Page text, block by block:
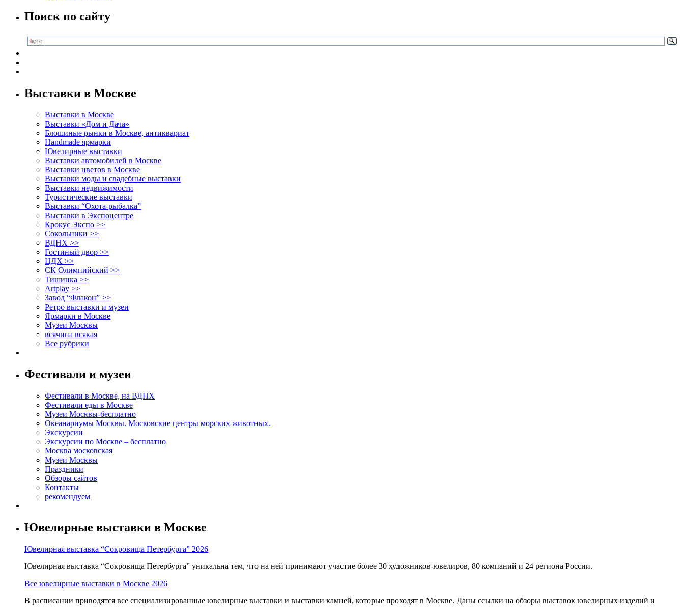
Поиск по сайту
Выставки в Москве
Выставки в Москве
Выставки «Дом и Дача»
Блошиные рынки в Москве, антиквариат
Handmade ярмарки
Ювелирные выставки
Выставки автомобилей в Москве
Выставки цветов в Москве
Выставки моды и свадебные выставки
Выставки недвижимости
Туристические выставки
Выставки “Охота-рыбалка”
Выставки в Экспоцентре
Крокус Экспо >>
Сокольники >>
ВДНХ >>
Гостиный двор >>
ЦДХ >>
СК Олимпийский >>
Тишинка >>
Artplay >>
Завод “Флакон” >>
Ретро выставки и музеи
Ярмарки в Москве
Музеи Москвы
всячина всякая
Все рубрики
Фестивали и музеи
Фестивали в Москве, на ВДНХ
Фестивали еды в Москве
Музеи Москвы-бесплатно
Океанариумы Москвы. Московские центры морских животных.
Экскурсии
Экскурсии по Москве – бесплатно
Москва московская
Музеи Москвы
Праздники
Обзоры сайтов
Контакты
рекомендуем
Ювелирные выставки в Москве
Ювелирная выставка “Сокровища Петербурга” 2026
Ювелирная выставка “Сокровища Петербурга” уникальна тем, что на ней принимают участие более 30 художников-ювелиров, 80 компаний и 24 региона России.
Все ювелирные выставки в Москве 2026
В расписании приводятся все специализированные ювелирные выставки и выставки камней, которые проходят в Москве. Даны ссылки на обзоры выставок ювелирных изделий и